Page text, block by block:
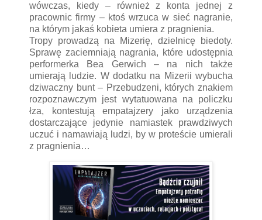
wówczas, kiedy – również z konta jednej z
pracownic firmy – ktoś wrzuca w sieć nagranie,
na którym jakaś kobieta umiera z pragnienia.
Tropy prowadzą na Mizerię, dzielnicę biedoty.
Sprawę zaciemniają nagrania, które udostępnia
performerka Bea Gerwich – na nich także
umierają ludzie. W dodatku na Mizerii wybucha
dziwaczny bunt – Przebudzeni, których znakiem
rozpoznawczym jest wytatuowana na policzku
łza, kontestują empatajzery jako urządzenia
dostarczające jedynie namiastek prawdziwych
uczuć i namawiają ludzi, by w proteście umierali
z pragnienia…